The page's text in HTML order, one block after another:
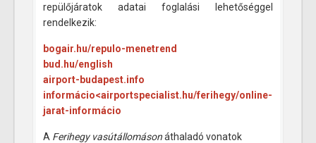
repülőjáratok adatai foglalási lehetőséggel
rendelkezik:
bogair.hu/repulo-menetrend
bud.hu/english
airport-budapest.info
informácio<airportspecialist.hu/ferihegy/online-
jarat-informácio
A Ferihegy vasútállomásonáthaladó vonatok